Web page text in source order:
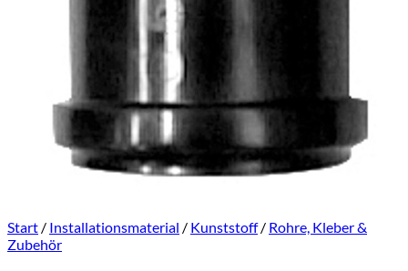
Start / Installationsmaterial / Kunststoff / Rohre, Kleber &
Zubehör